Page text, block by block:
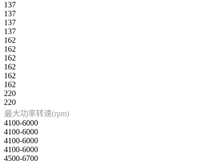
137
137
137
137
162
162
162
162
162
162
220
220
最大功率转速(rpm)
4100-6000
4100-6000
4100-6000
4100-6000
4500-6700